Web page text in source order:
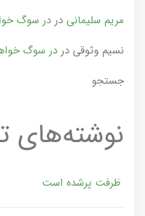
مریم سلیمانی در در سوگ
نسیم وثوقی در در سوگ
جستجو
نوشته‌های
ظرفت پرشده‌ است